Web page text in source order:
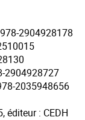
2904928178
2904928727
2035948656
éditeur : CEDH